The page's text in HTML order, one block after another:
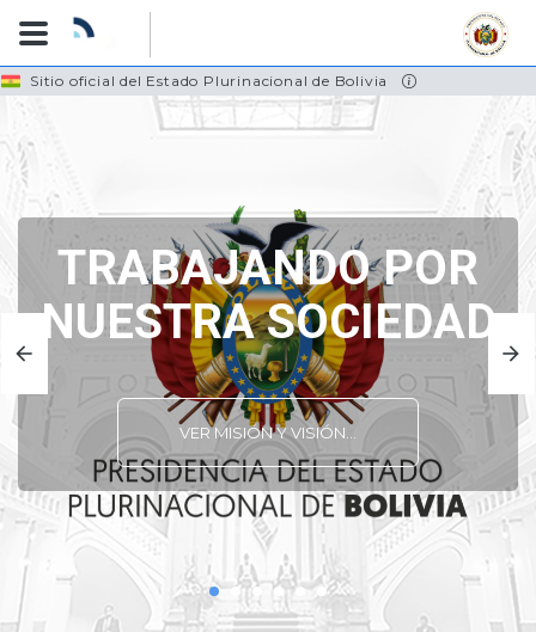
Skip
to
main
Sitio oficial del Estado Plurinacional de Bolivia
TRABAJANDO POR
NUESTRA SOCIEDAD
VER MISIÓN Y VISIÓN...